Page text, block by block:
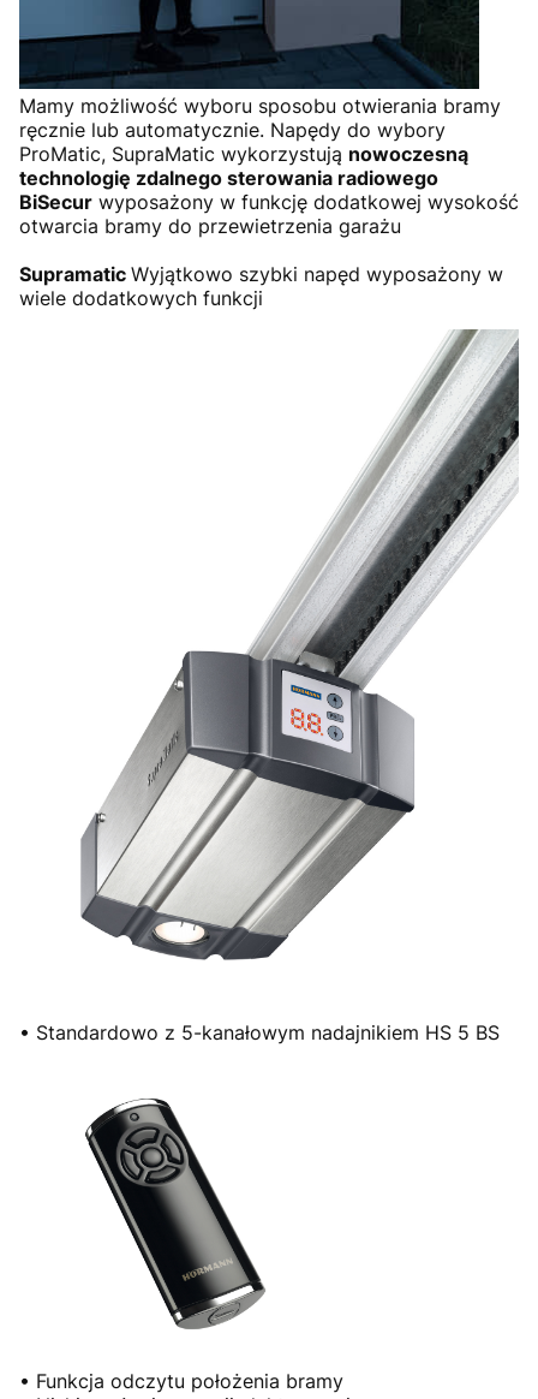
Mamy możliwość wyboru sposobu otwierania bramy
ręcznie lub automatycznie. Napędy do wybory
ProMatic, SupraMatic wykorzystują nowoczesną
technologię zdalnego sterowania radiowego
BiSecur wyposażony w funkcję dodatkowej wysokość
otwarcia bramy do przewietrzenia garażu
Supramatic Wyjątkowo szybki napęd wyposażony w
wiele dodatkowych funkcji
• Standardowo z 5-kanałowym nadajnikiem HS 5 BS
• Funkcja odczytu położenia bramy